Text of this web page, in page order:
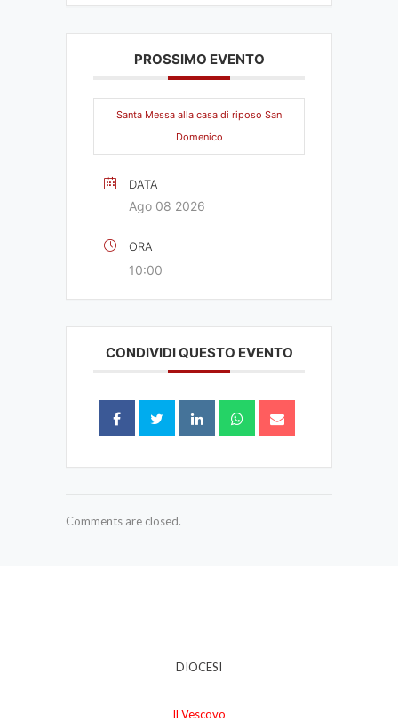
PROSSIMO EVENTO
Santa Messa alla casa di riposo San
Domenico
DATA
Ago 08 2026
ORA
10:00
CONDIVIDI QUESTO EVENTO
Comments are closed.
DIOCESI
Il Vescovo